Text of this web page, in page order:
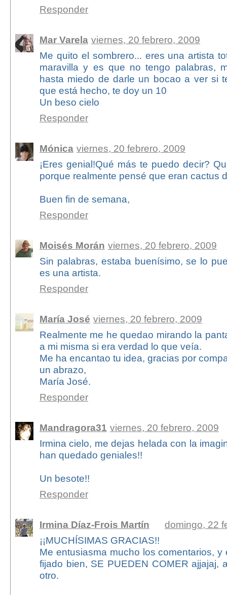
Responder
Mar Varela viernes, 20 febrero, 2009
Me quito el sombrero... eres una artista
maravilla y es que no tengo palabras,
hasta miedo de darle un bocao a ver si
que está hecho, te doy un 10
Un beso cielo
Responder
Mónica viernes, 20 febrero, 2009
¡Eres genial!Qué más te puedo decir?
porque realmente pensé que eran cactus
Buen fin de semana,
Responder
Moisés Morán viernes, 20 febrero, 2009
Sin palabras, estaba buenísimo, se lo
es una artista.
Responder
María José viernes, 20 febrero, 2009
Realmente me he quedao mirando la
a mi misma si era verdad lo que veía.
Me ha encantao tu idea, gracias por
un abrazo,
María José.
Responder
Mandragora31 viernes, 20 febrero, 2009
Irmina cielo, me dejas helada con la
han quedado geniales!!
Un besote!!
Responder
Irmina Díaz-Frois Martín
domingo, 22
¡¡MUCHÍSIMAS GRACIAS!!
Me entusiasma mucho los comentarios,
fijado bien, SE PUEDEN COMER ajjajaj,
otro.